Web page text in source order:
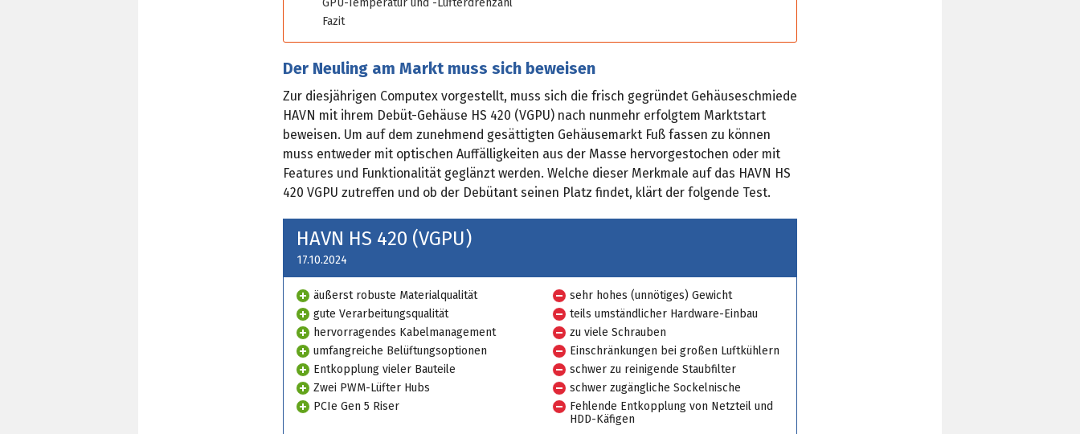
Fazit
Der Neuling am Markt muss sich beweisen
Zur diesjährigen Computex vorgestellt, muss sich die frisch gegründet Gehäuseschmiede
HAVN mit ihrem Debüt-Gehäuse HS 420 (VGPU) nach nunmehr erfolgtem Marktstart
beweisen. Um auf dem zunehmend gesättigten Gehäusemarkt Fuß fassen zu können
muss entweder mit optischen Auffälligkeiten aus der Masse hervorgestochen oder mit
Features und Funktionalität geglänzt werden. Welche dieser Merkmale auf das HAVN HS
420 VGPU zutreffen und ob der Debütant seinen Platz findet, klärt der folgende Test.
HAVN HS 420 (VGPU)
17.10.2024
äußerst robuste Materialqualität
gute Verarbeitungsqualität
hervorragendes Kabelmanagement
umfangreiche Belüftungsoptionen
Entkopplung vieler Bauteile
Zwei PWM-Lüfter Hubs
PCIe Gen 5 Riser
sehr hohes (unnötiges) Gewicht
teils umständlicher Hardware-Einbau
zu viele Schrauben
Einschränkungen bei großen Luftkühlern
schwer zu reinigende Staubfilter
schwer zugängliche Sockelnische
Fehlende Entkopplung von Netzteil und
HDD-Käfigen